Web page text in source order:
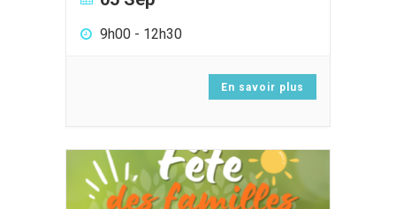
9h00 - 12h30
En savoir plus